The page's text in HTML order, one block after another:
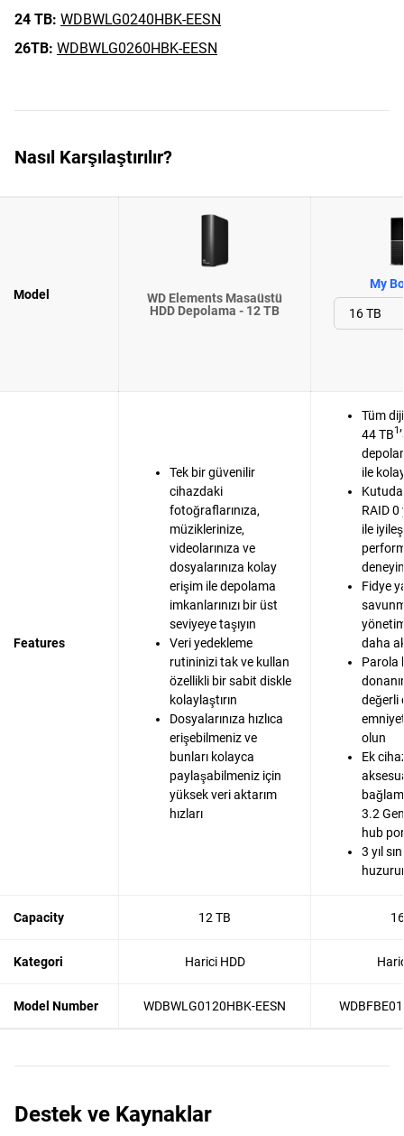
24 TB: WDBWLG0240HBK-EESN
26TB: WDBWLG0260HBK-EESN
Nasıl Karşılaştırılır?
Model
WD Elements Masaüstü
HDD Depolama - 12 TB
My
Features
Tek bir güvenilir
cihazdaki
fotoğraflarınıza,
müziklerinize,
videolarınıza ve
dosyalarınıza kolay
erişim ile depolama
imkanlarınızı bir üst
seviyeye taşıyın
Veri yedekleme
rutininizi tak ve kullan
özellikli bir sabit diskle
kolaylaştırın
Dosyalarınıza hızlıca
erişebilmeniz ve
bunları kolayca
paylaşabilmeniz için
yüksek veri aktarım
hızları
Tüm
44 TB1
ile
RAID 0
ile
Fidye
daha
Parola
değerli
olun
Ek
3.2
hub
3 yıl
Capacity 12 TB
Kategori Harici HDD
Model Number WDBWLG0120HBK-EESN
Destek ve Kaynaklar